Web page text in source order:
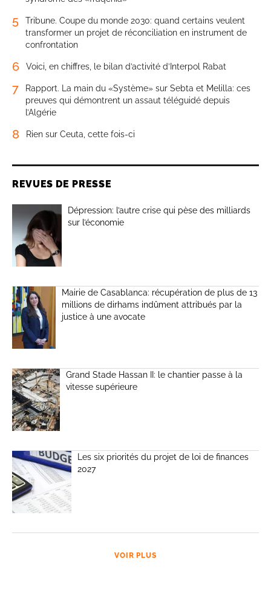
5
Tribune. Coupe du monde 2030: quand certains veulent
transformer un projet de réconciliation en instrument de
confrontation
6 Voici, en chiffres, le bilan d’activité d’Interpol Rabat
7
Rapport. La main du «Système» sur Sebta et Melilla: ces
preuves qui démontrent un assaut téléguidé depuis
l’Algérie
8 Rien sur Ceuta, cette fois-ci
REVUES DE PRESSE
Dépression: l’autre crise qui pèse des milliards
sur l’économie
Mairie de Casablanca: récupération de plus de 13
millions de dirhams indûment attribués par la
justice à une avocate
Grand Stade Hassan II: le chantier passe à la
vitesse supérieure
Les six priorités du projet de loi de finances
2027
VOIR PLUS